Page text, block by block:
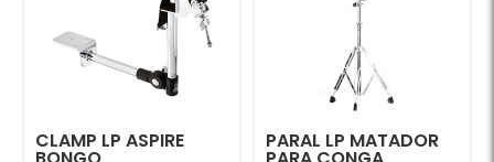
CLAMP LP ASPIRE PARAL LP MATADOR